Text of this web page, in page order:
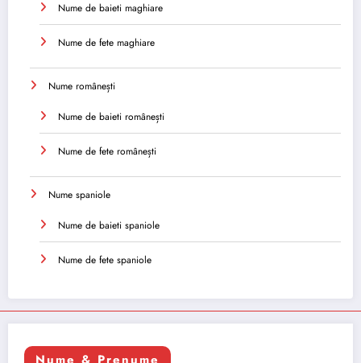
Nume de baieti maghiare
Nume de fete maghiare
Nume românești
Nume de baieti românești
Nume de fete românești
Nume spaniole
Nume de baieti spaniole
Nume de fete spaniole